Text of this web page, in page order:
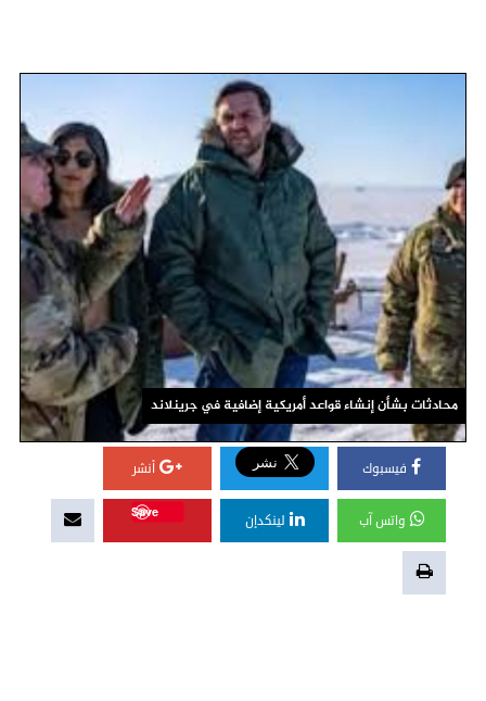
محادثات بشأن إنشاء قواعد أمريكية إضافية في جرينلاند
فيسبوك أنشر
واتس آب لينكدإن
Save